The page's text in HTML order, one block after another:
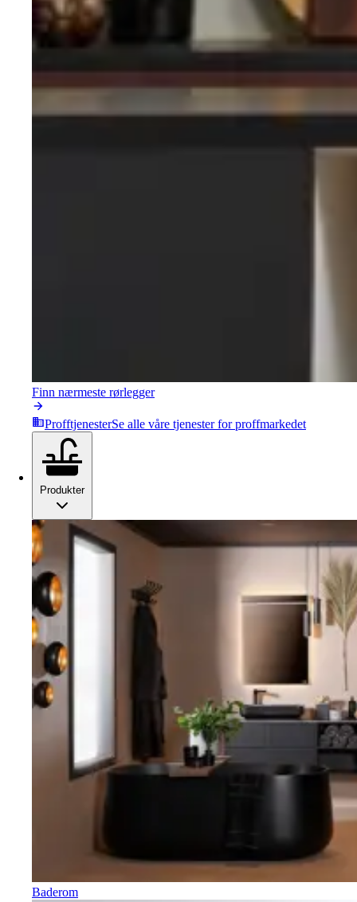
Finn nærmeste rørlegger
ProfftjenesterSe alle våre tjenester for proffmarkedet
Produkter
Baderom